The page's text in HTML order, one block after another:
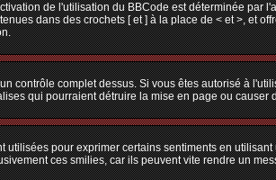
de l'utilisation du BBCode est déterminée
dans des crochets [ et ] à la place de < et >, et
contrôle complet dessus. Si vous êtes autorisé à
qui pourraient détruire la mise en page ou
pour exprimer certains sentiments en
ces smilies, car ils peuvent vite rendre un